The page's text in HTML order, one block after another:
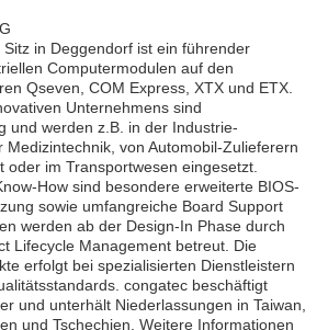
Sitz in Deggendorf ist ein führender
Computermodulen auf den
Qseven, COM Express, XTX und ETX.
Unternehmens sind
und werden z.B. in der Industrie-
Medizintechnik, von Automobil-Zulieferern
oder im Transportwesen eingesetzt.
How sind besondere erweiterte BIOS-
sowie umfangreiche Board Support
werden ab der Design-In Phase durch
Lifecycle Management betreut. Die
erfolgt bei spezialisierten Dienstleistern
congatec beschäftigt
und unterhält Niederlassungen in Taiwan,
und Tschechien. Weitere Informationen